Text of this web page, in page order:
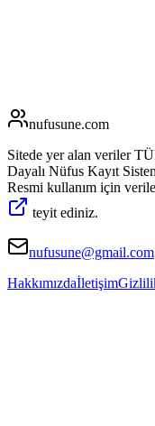
nufusune.com
Sitede yer alan veriler
Dayalı Nüfus Kayıt
Resmi kullanım için
teyit ediniz.
nufusune@gmail.com
Hakkımızdaİletişim